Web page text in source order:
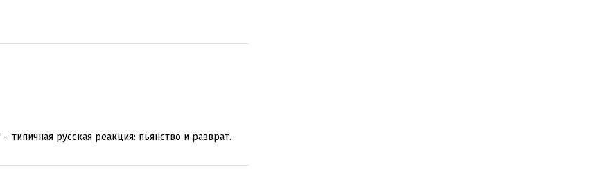
типичная русская реакция: пьянство и разврат.